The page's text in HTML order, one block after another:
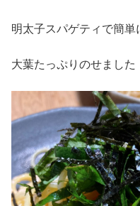
明太子スパゲティで簡単
大葉たっぷりのせました